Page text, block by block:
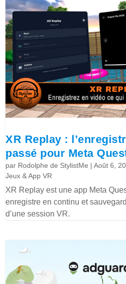
XR Replay :
passé pour Meta
par Rodolphe de StylistMe |Août 6,
Jeux & App VR
XR Replay est une app Meta
enregistre en continu et
d’une session VR.